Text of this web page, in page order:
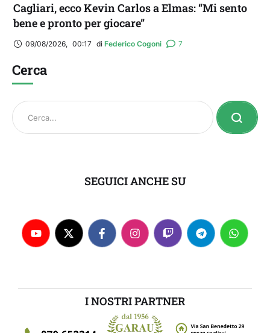
Cagliari, ecco Kevin Carlos a Elmas: “Mi sento
bene e pronto per giocare”
09/08/2026, 00:17 di Federico Cogoni 7
Cerca
SEGUICI ANCHE SU
I NOSTRI PARTNER